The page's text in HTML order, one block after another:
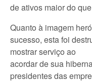
de ativos maior do
Quanto à imagem
sucesso, esta foi
mostrar serviço ao
acordar de sua
presidentes das